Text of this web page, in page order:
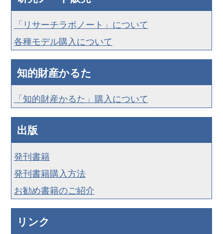
「リサーチラボノート」について
各種モデル購入について
知的財産かるた
「知的財産かるた」購入について
出版
発刊書籍
発刊書籍購入方法
お勧め書籍のご紹介
リンク